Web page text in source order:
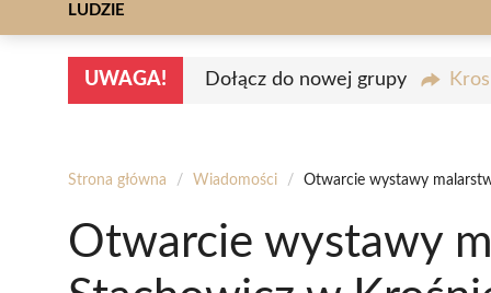
LUDZIE
UWAGA! Dołącz do nowej grupy
Strona główna / Wiadomości / Otwarcie wystawy
Otwarcie wystawy